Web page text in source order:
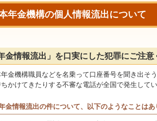
年金機構の個人情報流出について
金情報流出」を口実にした犯罪にご注意
年金機構職員などを名乗って口座番号を聞き出そ
ちかけてきたりする不審な電話が全国で発生してい
金情報流出の件について、以下のようなことはあ